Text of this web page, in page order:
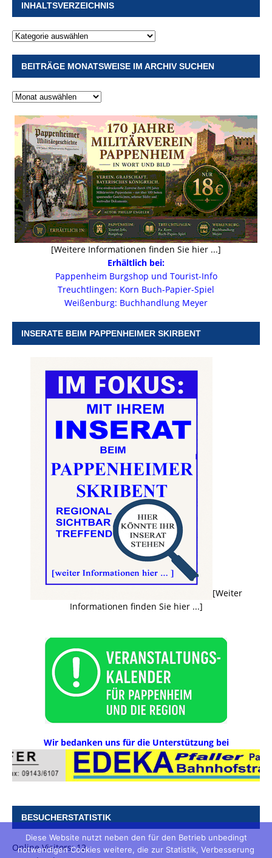
INHALTSVERZEICHNIS
BEITRÄGE MONATSWEISE IM ARCHIV SUCHEN
[Weitere Informationen finden Sie hier ...]
Erhältlich bei:
Pappenheim Burgshop und Tourist-Info
Treuchtlingen: Korn Buch-Papier-Spiel
Weißenburg: Buchhandlung Meyer
INSERATE BEIM PAPPENHEIMER SKIRBENT
[Weiter
Informationen finden Sie hier ...]
Wir bedanken uns für die Unterstützung bei
BESUCHERSTATISTIK
Online Visitors:12
Diese Website nutzt neben den für den Betrieb unbedingt
notwendigen Cookies weitere, die zur Statistik, Verbesserung